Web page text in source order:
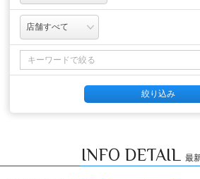
INFO DETAIL 最